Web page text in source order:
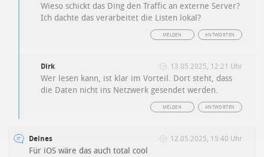
Wieso schickt das Ding den Traffic an externe Server?
Ich dachte das verarbeitet die Listen lokal?
ANTWORTEN
MELDEN
Dirk 13.05.2025, 12:21 Uhr
Wer lesen kann, ist klar im Vorteil. Dort steht, dass
die Daten nicht ins Netzwerk gesendet werden.
ANTWORTEN
MELDEN
Deines 12.05.2025, 15:40 Uhr
Für iOS wäre das auch total cool